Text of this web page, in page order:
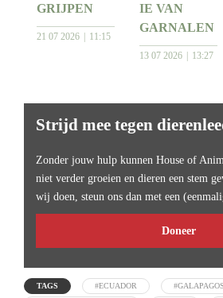
GRIJPEN
21 07 2026 11:15
IE VAN
GARNALEN
13 07 2026 13:27
Strijd mee tegen
Zonder jouw hulp kunnen House of
niet verder groeien en dieren een stem
wij doen, steun ons dan met een
Doneer
TAGS #ECUADOR #GALAPAGOS